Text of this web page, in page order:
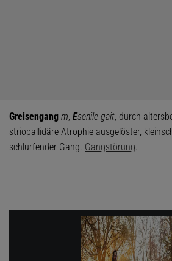
Greisengang m, Esenile gait, durch
striopallidäre Atrophie ausgelöster,
schlurfender Gang. Gangstörung.